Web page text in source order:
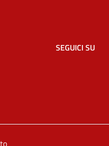
SEGUICI SU